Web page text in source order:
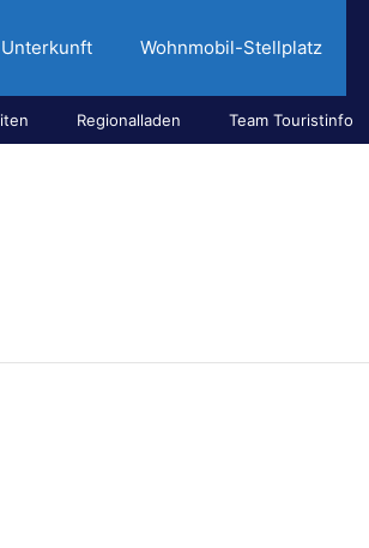
Unterkunft Wohnmobil-Stellplatz
Regionalladen Team Touristinfo